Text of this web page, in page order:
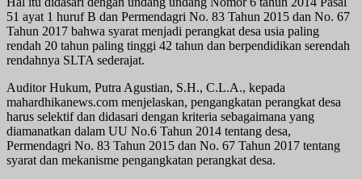
51 ayat 1 huruf B dan Permendagri No. 83 Tahun 2015 dan No. 67
Tahun 2017 bahwa syarat menjadi perangkat desa usia paling
rendah 20 tahun paling tinggi 42 tahun dan berpendidikan serendah
rendahnya SLTA sederajat.
Auditor Hukum, Putra Agustian, S.H., C.L.A., kepada
mahardhikanews.com menjelaskan, pengangkatan perangkat desa
harus selektif dan didasari dengan kriteria sebagaimana yang
diamanatkan dalam UU No.6 Tahun 2014 tentang desa,
Permendagri No. 83 Tahun 2015 dan No. 67 Tahun 2017 tentang
syarat dan mekanisme pengangkatan perangkat desa.